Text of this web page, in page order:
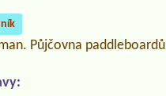
Půjčovna